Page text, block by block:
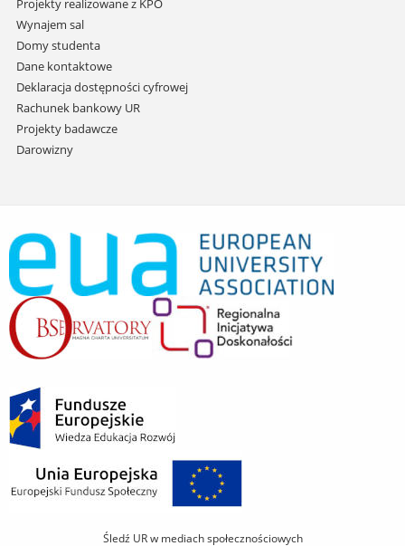
Projekty realizowane z KPO
Wynajem sal
Domy studenta
Dane kontaktowe
Deklaracja dostępności cyfrowej
Rachunek bankowy UR
Projekty badawcze
Darowizny
Śledź UR w mediach społecznościowych